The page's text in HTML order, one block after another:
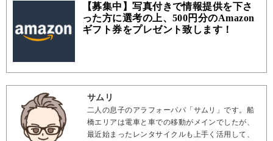
【募集中】写真付きで情報提供を下さ
った方に選考の上、500円分のAmazon
ギフト券をプレゼント致します！
サムリ
二人の息子のアラフォーパパ「サムリ」です。船
橋エリアは電車と車での移動がメインでしたが、
最近始まったレンタサイクルも上手く活用して、